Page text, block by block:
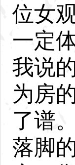
位女
一定
我说
为房
了谱
落脚